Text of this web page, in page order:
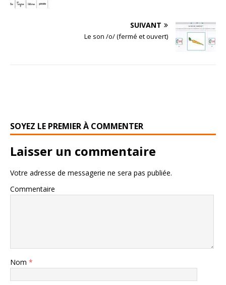
SUIVANT
Le son /o/ (fermé et ouvert)
SOYEZ LE PREMIER À COMMENTER
Laisser un commentaire
Votre adresse de messagerie ne sera pas publiée.
Commentaire
Nom *